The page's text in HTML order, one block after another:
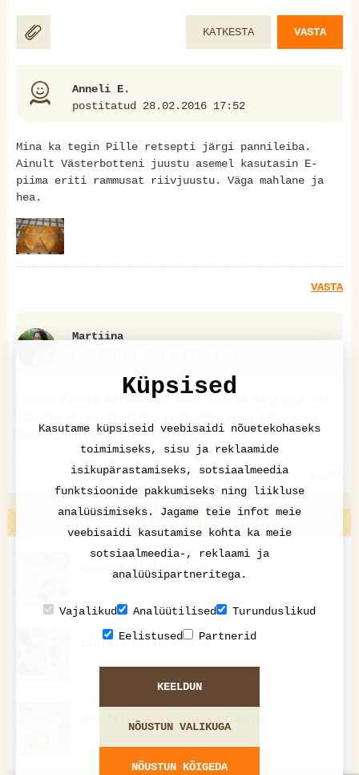
KATKESTA VASTA
Anneli E.
postitatud 28.02.2016 17:52
Mina ka tegin Pille retsepti järgi pannileiba.
Ainult Västerbotteni juustu asemel kasutasin E-
piima eriti rammusat riivjuustu. Väga mahlane ja
hea.
VASTA
Martiina
Mõnus! Tahaks serveerida koos värske salatiga või
tomati jm heaga tikusuupisteid.
VAATA VEEL
Seene-kartulipirukas
Lihtsad kalakotletid
Kanafilee apelsinimarmelaadis
Küpsised
Kasutame küpsiseid veebisaidi nõuetekohaseks
toimimiseks, sisu ja reklaamide
isikupärastamiseks, sotsiaalmeedia
funktsioonide pakkumiseks ning liikluse
analüüsimiseks. Jagame teie infot meie
veebisaidi kasutamise kohta ka meie
sotsiaalmeedia-, reklaami ja
analüüsipartneritega.
Vajalikud Analüütilised
Turunduslikud
Eelistused
Partnerid
KEELDUN
NÕUSTUN VALIKUGA
NÕUSTUN KÕIGEDA